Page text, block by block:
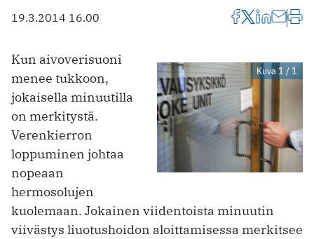
19.3.2014 16.00
Kuva 1 / 1
Kun aivoverisuoni
menee tukkoon,
jokaisella minuutilla
on merkitystä.
Verenkierron
loppuminen johtaa
nopeaan
hermosolujen
kuolemaan. Jokainen viidentoista minuutin
viivästys liuotushoidon aloittamisessa merkitsee